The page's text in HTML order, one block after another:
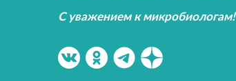
С уважением к микробиологам!